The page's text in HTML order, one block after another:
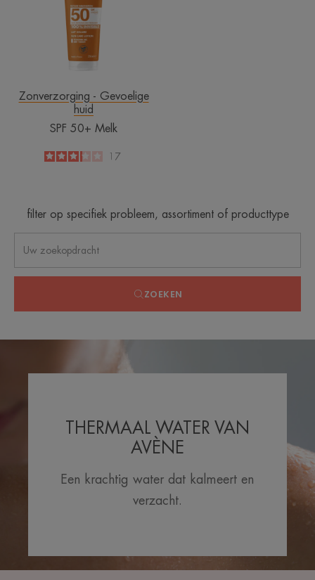
Zonverzorging - Gevoelige
huid
SPF 50+ Melk
3.2
/517
filter op specifiek probleem, assortiment of producttype
ZOEKEN
THERMAAL WATER VAN
AVÈNE
Een krachtig water dat kalmeert en
verzacht.